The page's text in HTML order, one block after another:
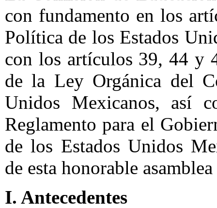
con fundamento en los
Política de los Estados
con los artículos 39, 44 y
de la Ley Orgánica del
Unidos Mexicanos, así
Reglamento para el
de los Estados Unidos
de esta honorable
I. Antecedentes